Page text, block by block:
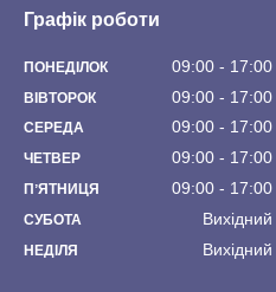
Графік роботи
ПОНЕДІЛОК 09:00 17:00
ВІВТОРОК 09:00 17:00
СЕРЕДА 09:00 17:00
ЧЕТВЕР 09:00 17:00
ПʼЯТНИЦЯ 09:00 17:00
СУБОТА Вихідний
НЕДІЛЯ Вихідний